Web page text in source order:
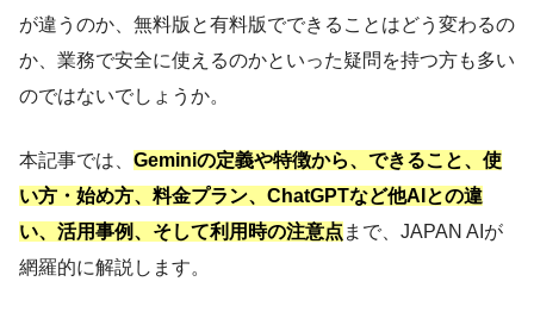
が違うのか、無料版と有料版でできることはどう変わるの
か、業務で安全に使えるのかといった疑問を持つ方も多い
のではないでしょうか。
本記事では、 Geminiの定義や特徴から、できること、使
い方・始め方、料金プラン、ChatGPTなど他AIとの違
い、活用事例、そして利用時の注意点 まで、JAPAN AIが
網羅的に解説します。